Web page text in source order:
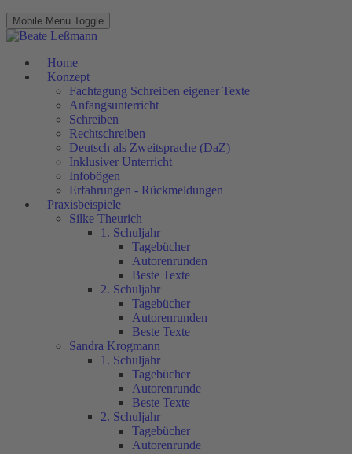
Mobile Menu Toggle
Home
Konzept
Fachtagung Schreiben eigener Texte
Anfangsunterricht
Schreiben
Rechtschreiben
Deutsch als Zweitsprache (DaZ)
Inklusiver Unterricht
Infobögen
Erfahrungen - Rückmeldungen
Praxisbeispiele
Silke Theurich
1. Schuljahr
Tagebücher
Autorenrunden
Beste Texte
2. Schuljahr
Tagebücher
Autorenrunden
Beste Texte
Sandra Krogmann
1. Schuljahr
Tagebücher
Autorenrunde
Beste Texte
2. Schuljahr
Tagebücher
Autorenrunde